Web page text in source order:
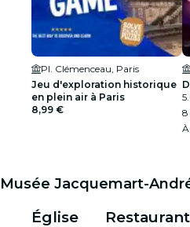
Pl. Clémenceau, Paris
Jeu d'exploration historique
en plein air à Paris
8,99 €
8
Musée Jacquemart-
Église
Restaurant